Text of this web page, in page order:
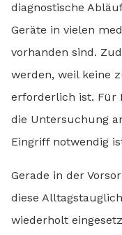
diagnostische
Geräte in vielen
vorhanden sind.
werden, weil keine
erforderlich ist. Für
die Untersuchung
Eingriff notwendig
Gerade in der
diese
wiederholt